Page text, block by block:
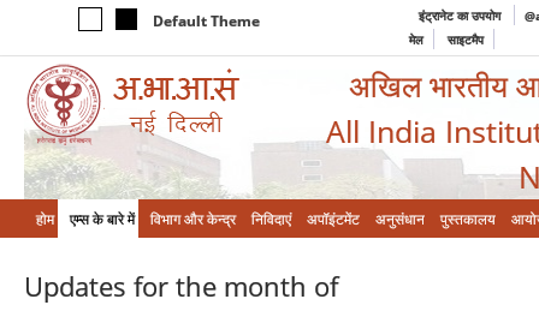
Default Theme इंट्रानेट का उपयोग
मेल
साइटमैप
अखिल भारतीय
All India
होम एम्‍स के बारे में विभाग और केन्‍द्र निविदाएं अपॉइंटमेंट अनुसंधान पुस्तकालय
Updates for the month of